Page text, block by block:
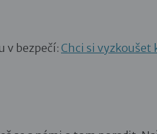
v bezpečí: Chci si vyzkoušet